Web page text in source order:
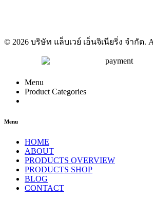
© 2026 บริษัท แล็บเวย์ เอ็นจิเนียริ่ง จำกัด.
Menu
Product Categories
Menu
HOME
ABOUT
PRODUCTS OVERVIEW
PRODUCTS SHOP
BLOG
CONTACT